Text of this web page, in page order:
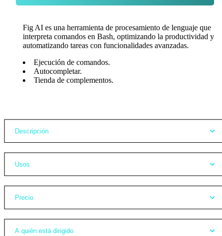
Fig AI es una herramienta de procesamiento de lenguaje que
interpreta comandos en Bash, optimizando la productividad y
automatizando tareas con funcionalidades avanzadas.
Ejecución de comandos.
Autocompletar.
Tienda de complementos.
Descripción
Usos
Precio
A quién está dirigido